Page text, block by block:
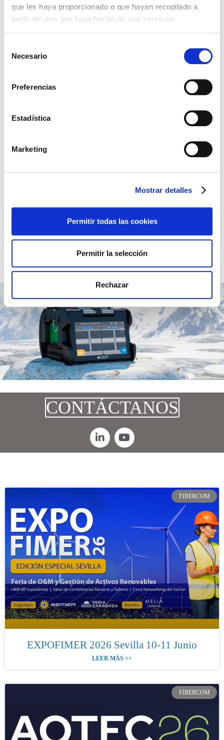
que les haya proporcionado o que hayan recopilado a
partir del uso que haya hecho de sus servicios.
Necesario
Preferencias
Estadística
Marketing
Mostrar detalles
Permitir todas las cookies
Permitir la selección
Rechazar
suministro de equipos, productos y servicios
de fibra óptica tanto a grandes integradores e
instaladores de telecomunicaciones como a
clientes finales.
Nuestro equipo comercial, escucha,
cada una de las consultas recibidas,
asesorando en todo momento a los clientes de
Leer más…
CONTÁCTANOS
FIBERCOM
EXPOFIMER 2026 Sevilla 10-11 Junio
LEER MÁS >>
FIBERCOM